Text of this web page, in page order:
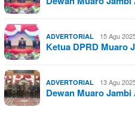
ADVERTORIAL 15 Agu
Ketua DPRD Muaro
ADVERTORIAL 13 Agu
Dewan Muaro